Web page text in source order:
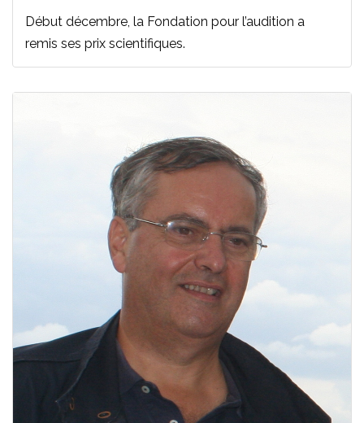
Début décembre, la Fondation pour l’audition a
remis ses prix scientifiques.